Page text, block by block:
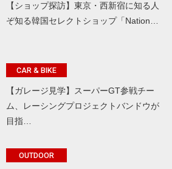
【ショップ探訪】東京・西新宿に知る人
ぞ知る韓国セレクトショップ「Nation…
CAR & BIKE
【ガレージ見学】スーパーGT参戦チー
ム、レーシングプロジェクトバンドウが
目指…
OUTDOOR